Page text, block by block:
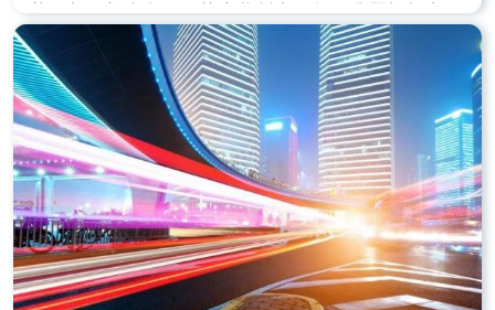
的，每天都会有不同的企业创立，但是我们如何去证
实一个企业的合法，有质量保证了？这就是ISO9001
认证体现价值的时候，那么键锋小编就来细说下企业
做ISO9001认证的根本原因。